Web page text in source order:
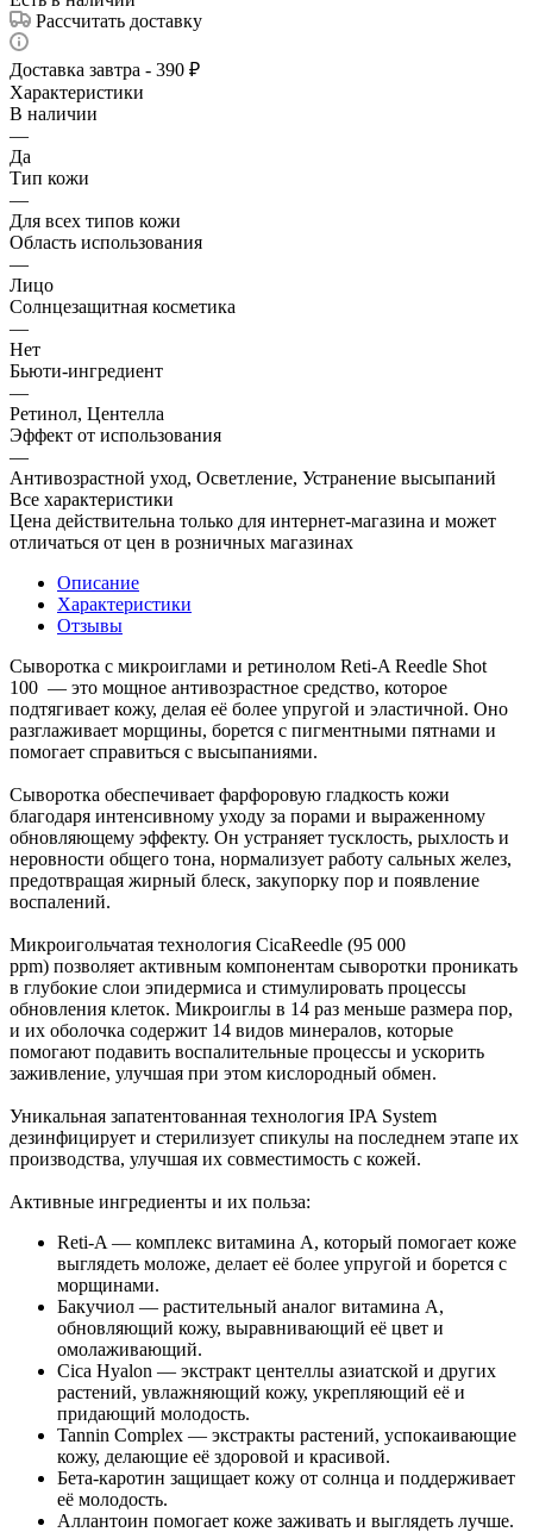
Рассчитать доставку
Доставка завтра - 390 ₽
Характеристики
В наличии
—
Да
Тип кожи
—
Для всех типов кожи
Область использования
—
Лицо
Солнцезащитная косметика
—
Нет
Бьюти-ингредиент
—
Ретинол, Центелла
Эффект от использования
—
Антивозрастной уход, Осветление, Устранение высыпаний
Все характеристики
Цена действительна только для интернет-магазина и может
отличаться от цен в розничных магазинах
Описание
Характеристики
Отзывы
Сыворотка с микроиглами и ретинолом Reti-A Reedle Shot
100 — это мощное антивозрастное средство, которое
подтягивает кожу, делая её более упругой и эластичной. Оно
разглаживает морщины, борется с пигментными пятнами и
помогает справиться с высыпаниями.
Сыворотка обеспечивает фарфоровую гладкость кожи
благодаря интенсивному уходу за порами и выраженному
обновляющему эффекту. Он устраняет тусклость, рыхлость и
неровности общего тона, нормализует работу сальных желез,
предотвращая жирный блеск, закупорку пор и появление
воспалений.
Микроигольчатая технология CicaReedle (95 000
ppm) позволяет активным компонентам сыворотки проникать
в глубокие слои эпидермиса и стимулировать процессы
обновления клеток. Микроиглы в 14 раз меньше размера пор,
и их оболочка содержит 14 видов минералов, которые
помогают подавить воспалительные процессы и ускорить
заживление, улучшая при этом кислородный обмен.
Уникальная запатентованная технология IPA System
дезинфицирует и стерилизует спикулы на последнем этапе их
производства, улучшая их совместимость с кожей.
Активные ингредиенты и их польза:
Reti-A — комплекс витамина А, который помогает коже
выглядеть моложе, делает её более упругой и борется с
морщинами.
Бакучиол — растительный аналог витамина А,
обновляющий кожу, выравнивающий её цвет и
омолаживающий.
Cica Hyalon — экстракт центеллы азиатской и других
растений, увлажняющий кожу, укрепляющий её и
придающий молодость.
Tannin Complex — экстракты растений, успокаивающие
кожу, делающие её здоровой и красивой.
Бета-каротин защищает кожу от солнца и поддерживает
её молодость.
Аллантоин помогает коже заживать и выглядеть лучше.